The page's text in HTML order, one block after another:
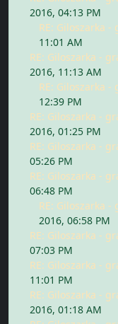
2016, 04:13 PM
RE: Giloszarka -
11:01 AM
RE: Giloszarka -
2016, 11:13 AM
RE: Giloszarka -
12:39 PM
RE: Giloszarka -
2016, 01:25 PM
RE: Giloszarka -
05:26 PM
RE: Giloszarka -
06:48 PM
RE: Giloszarka -
2016, 06:58 PM
RE: Giloszarka -
07:03 PM
RE: Giloszarka -
11:01 PM
RE: Giloszarka -
2016, 01:18 AM